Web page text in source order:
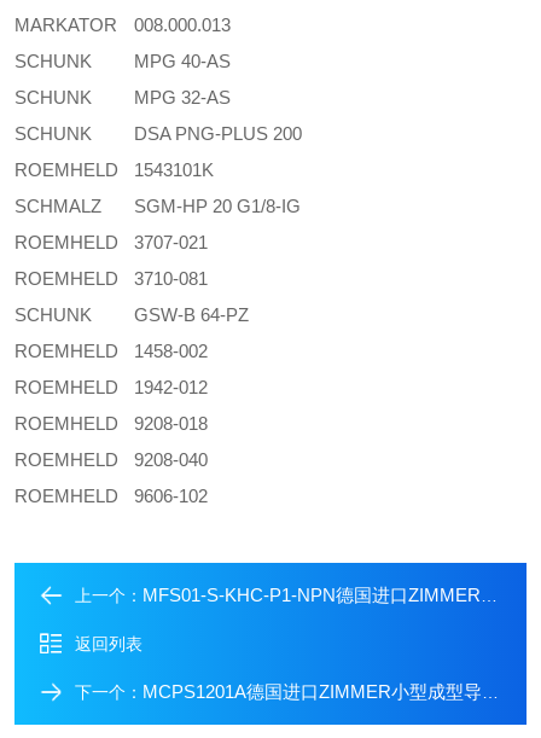
MARKATOR
008.000.013
SCHUNK
MPG 40-AS
SCHUNK
MPG 32-AS
SCHUNK
DSA PNG-PLUS 200
ROEMHELD
1543101K
SCHMALZ
SGM-HP 20 G1/8-IG
ROEMHELD
3707-021
ROEMHELD
3710-081
SCHUNK
GSW-B 64-PZ
ROEMHELD
1458-002
ROEMHELD
1942-012
ROEMHELD
9208-018
ROEMHELD
9208-040
ROEMHELD
9606-102
上一个： MFS01-S-KHC-P1-NPN德国进口ZIMMER磁性传感器
返回列表
下一个： MCPS1201A德国进口ZIMMER小型成型导轨锁